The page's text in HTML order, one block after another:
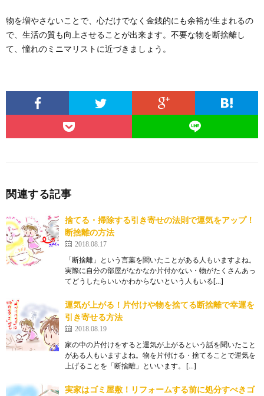
物を増やさないことで、心だけでなく金銭的にも余裕が生まれるの
で、生活の質も向上させることが出来ます。不要な物を断捨離し
て、憧れのミニマリストに近づきましょう。
関連する記事
捨てる・掃除する引き寄せの法則で運気をアップ！
断捨離の方法
2018.08.17
「断捨離」という言葉を聞いたことがある人もいますよね。
実際に自分の部屋がなかなか片付かない・物がたくさんあっ
てどうしたらいいかわからないという人もいる[…]
運気が上がる！片付けや物を捨てる断捨離で幸運を
引き寄せる方法
2018.08.19
家の中の片付けをすると運気が上がるという話を聞いたこと
がある人もいますよね。物を片付ける・捨てることで運気を
上げることを「断捨離」といいます。 […]
実家はゴミ屋敷！リフォームする前に処分すべきゴ